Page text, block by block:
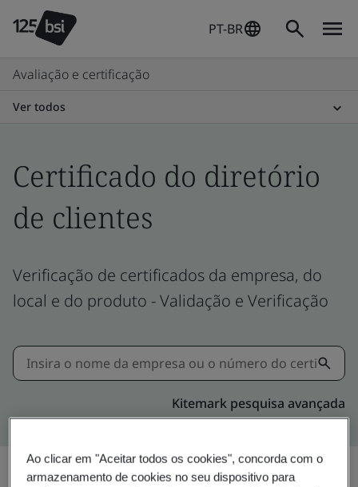
PT-BR
Avaliação e certificação
Ver todos
Certificado do diretório
de clientes
Verificação de certificados da empresa, do
local e do produto - Validação e Verificação
Kitemark pesquisa avançada
Ao clicar em "Aceitar todos os cookies", concorda com o
armazenamento de cookies no seu dispositivo para